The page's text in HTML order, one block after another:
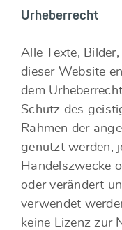
Urheberrecht
Alle Texte,
dieser Website
dem
Schutz des
Rahmen der
genutzt werden,
Handelszwecke
oder verändert
verwendet
keine Lizenz zur